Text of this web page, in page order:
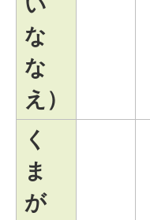
な
な
え）
く
ま
が